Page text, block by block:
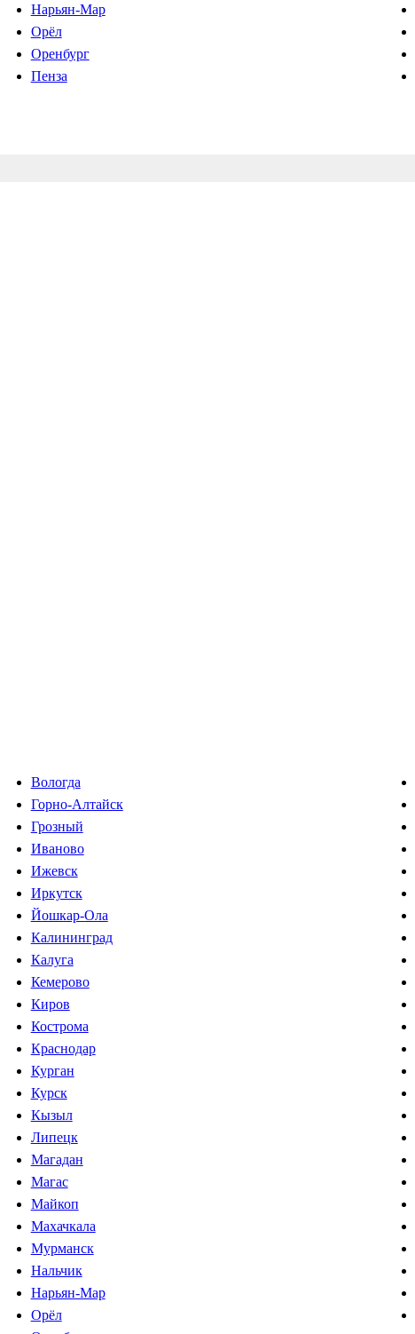
Нарьян-Мар
Орёл
Оренбург
Пенза
Вологда
Горно-Алтайск
Грозный
Иваново
Ижевск
Иркутск
Йошкар-Ола
Калининград
Калуга
Кемерово
Киров
Кострома
Краснодар
Курган
Курск
Кызыл
Липецк
Магадан
Магас
Майкоп
Махачкала
Мурманск
Нальчик
Нарьян-Мар
Орёл